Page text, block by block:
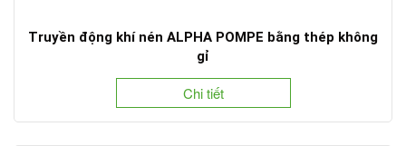
Truyền động khí nén ALPHA POMPE bằng thép không
gỉ
Chi tiết